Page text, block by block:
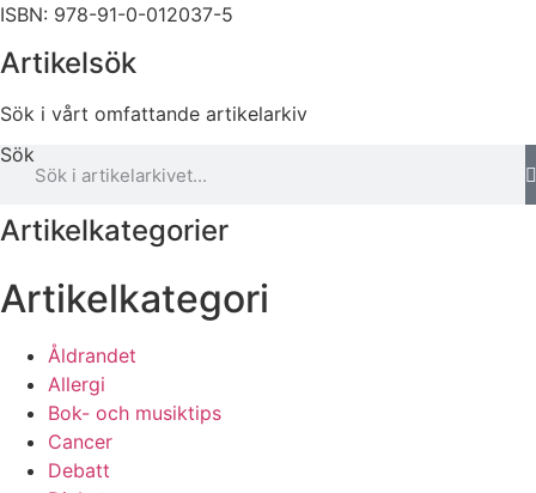
ISBN: 978-91-0-012037-5
Artikelsök
Sök i vårt omfattande artikelarkiv
Sök
Artikelkategorier
Artikelkategori
Åldrandet
Allergi
Bok- och musiktips
Cancer
Debatt